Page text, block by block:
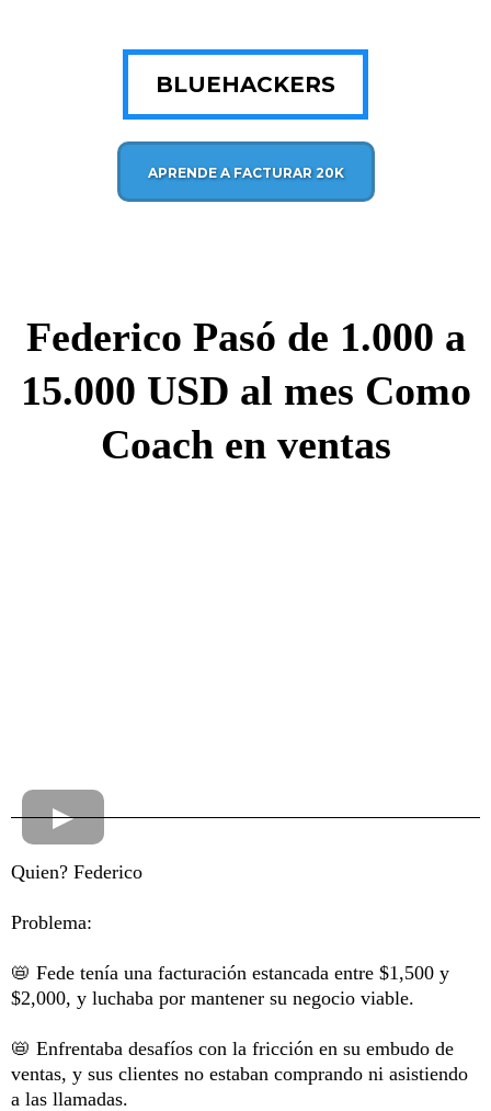
BLUEHACKERS
APRENDE A FACTURAR 20K
Federico Pasó de 1.000 a
15.000 USD al mes Como
Coach en ventas
Quien? Federico
Problema:
📛 Fede tenía una facturación estancada entre $1,500 y
$2,000, y luchaba por mantener su negocio viable.
📛 Enfrentaba desafíos con la fricción en su embudo de
ventas, y sus clientes no estaban comprando ni asistiendo
a las llamadas.